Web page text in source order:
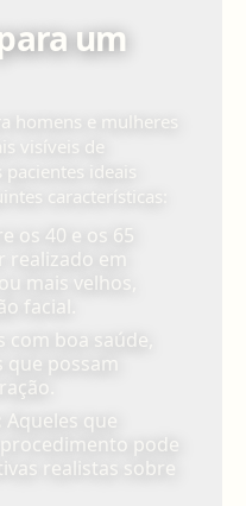
um
homens e mulheres
visíveis de
ideais
características:
os 40 e os 65
realizado em
mais velhos,
facial.
com boa saúde,
que possam
Aqueles que
pode
realistas sobre